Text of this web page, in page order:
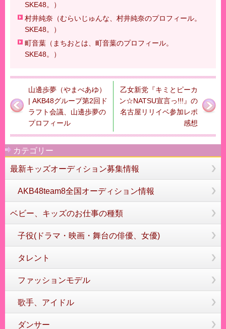
SKE48。）
村井純奈（むらいじゅんな、村井純奈のプロフィール。
SKE48。）
町音葉（まちおとは、町音葉のプロフィール。
SKE48。）
山邊歩夢（やまべあゆ）
| AKB48グループ第2回ド
ラフト会議、山邊歩夢の
プロフィール
乙女新党『キミとピーカ
ン☆NATSU宣言っ!!!』の
名古屋リリイベ参加レポ
感想
カテゴリー
最新キッズオーディション募集情報
AKB48team8全国オーディション情報
ベビー、キッズのお仕事の種類
子役(ドラマ・映画・舞台の俳優、女優)
タレント
ファッションモデル
歌手、アイドル
ダンサー